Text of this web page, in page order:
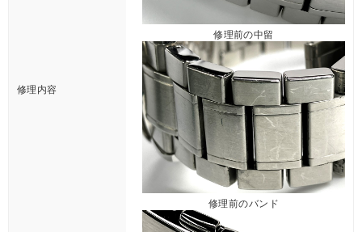
修理内容
修理前の中留
修理前のバンド